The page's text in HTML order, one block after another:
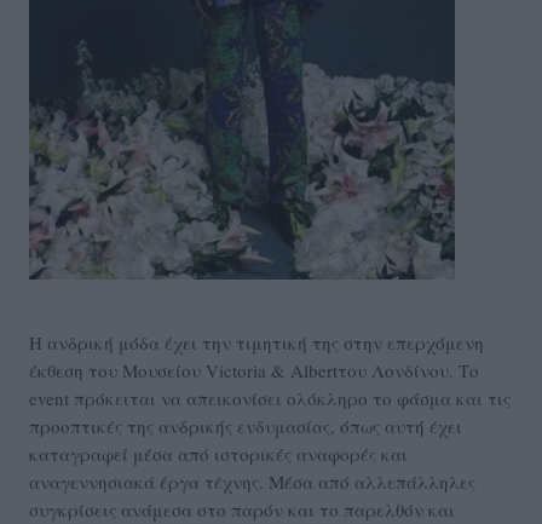
Η ανδρική μόδα έχει την τιμητική της στην επερχόμενη
έκθεση του Μουσείου Victoria & Albertτου Λονδίνου. Το
event πρόκειται να απεικονίσει ολόκληρο το φάσμα και τις
προοπτικές της ανδρικής ενδυμασίας, όπως αυτή έχει
καταγραφεί μέσα από ιστορικές αναφορές και
αναγεννησιακά έργα τέχνης. Μέσα από αλλεπάλληλες
συγκρίσεις ανάμεσα στο παρόν και το παρελθόν και